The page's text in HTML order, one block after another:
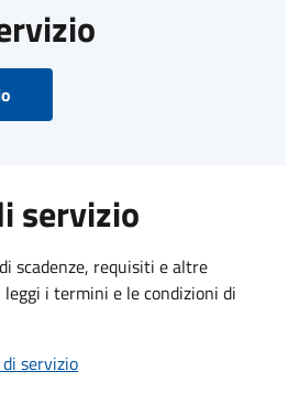
servizio
scadenze, requisiti e altre
i termini e le condizioni di
servizio